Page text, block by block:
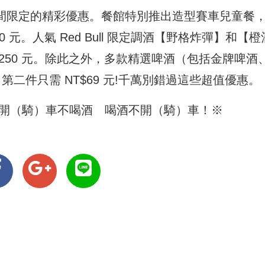
定的精彩優惠。餐館特別推出造型賽車兒童餐
元。人氣 Red Bull 限定調酒【野格炸彈】和【橙
元。除此之外，多款精選啤酒（包括金牌啤酒
二件只需 NT$69 元!千萬別錯過這些超值優惠。
（騎）車不喝酒 喝酒不開（騎）車！※